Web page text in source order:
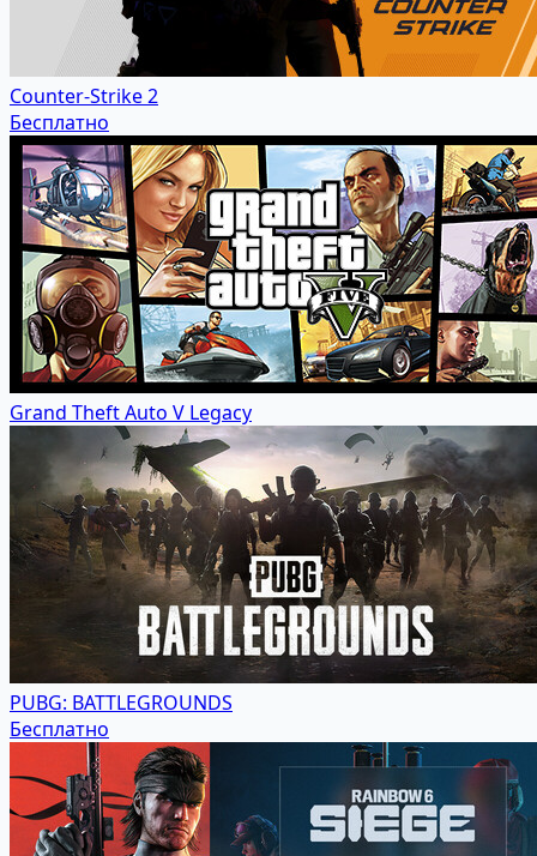
Counter-Strike 2
Бесплатно
Grand Theft Auto V Legacy
PUBG: BATTLEGROUNDS
Бесплатно